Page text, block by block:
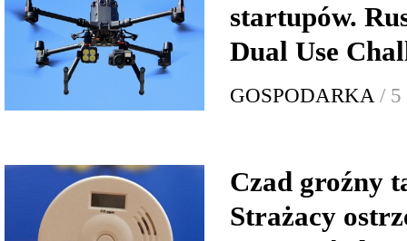
startupów.
Dual Use
GOSPODARKA / 5
Czad groźny
Strażacy